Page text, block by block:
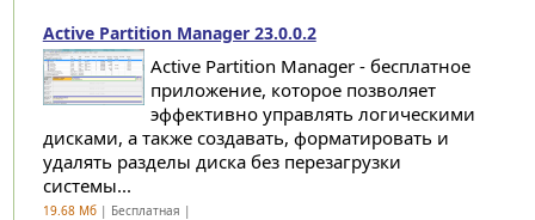
Active Partition Manager 23.0.0.2
Active Partition Manager - бесплатное
приложение, которое позволяет
эффективно управлять логическими
дисками, а также создавать, форматировать и
удалять разделы диска без перезагрузки
системы...
19.68 Мб| Бесплатная |